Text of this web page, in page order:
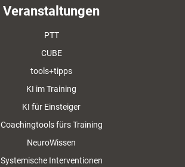
Veranstaltungen
PTT
CUBE
tools+tipps
KI im Training
KI für Einsteiger
Coachingtools fürs Training
NeuroWissen
Systemische Interventionen